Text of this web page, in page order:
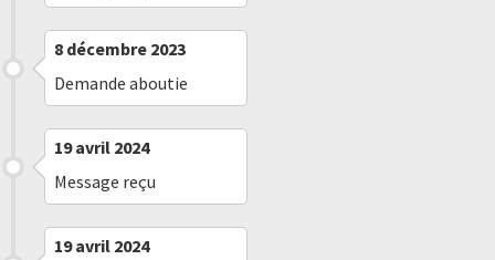
8 décembre 2023
Demande aboutie
19 avril 2024
Message reçu
19 avril 2024